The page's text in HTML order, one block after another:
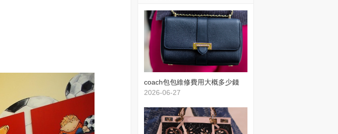
​coach包包維修費用大概多少錢
2026-06-27